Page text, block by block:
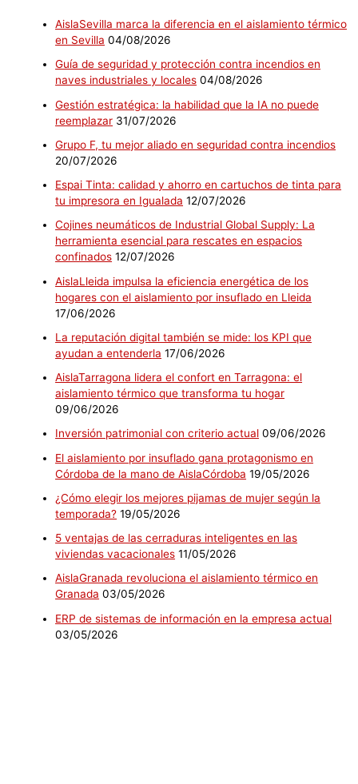
AislaSevilla marca la diferencia en el aislamiento térmico
en Sevilla 04/08/2026
Guía de seguridad y protección contra incendios en
naves industriales y locales 04/08/2026
Gestión estratégica: la habilidad que la IA no puede
reemplazar 31/07/2026
Grupo F, tu mejor aliado en seguridad contra incendios
20/07/2026
Espai Tinta: calidad y ahorro en cartuchos de tinta para
tu impresora en Igualada 12/07/2026
Cojines neumáticos de Industrial Global Supply: La
herramienta esencial para rescates en espacios
confinados 12/07/2026
AislaLleida impulsa la eficiencia energética de los
hogares con el aislamiento por insuflado en Lleida
17/06/2026
La reputación digital también se mide: los KPI que
ayudan a entenderla 17/06/2026
AislaTarragona lidera el confort en Tarragona: el
aislamiento térmico que transforma tu hogar
09/06/2026
Inversión patrimonial con criterio actual 09/06/2026
El aislamiento por insuflado gana protagonismo en
Córdoba de la mano de AislaCórdoba 19/05/2026
¿Cómo elegir los mejores pijamas de mujer según la
temporada? 19/05/2026
5 ventajas de las cerraduras inteligentes en las
viviendas vacacionales 11/05/2026
AislaGranada revoluciona el aislamiento térmico en
Granada 03/05/2026
ERP de sistemas de información en la empresa actual
03/05/2026